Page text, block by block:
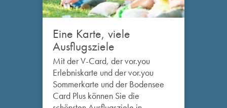
Eine Karte, viele
Ausflugsziele
Mit der V-Card, der vor.you
Erlebniskarte und der vor.you
Sommerkarte und der Bodensee
Card Plus können Sie die